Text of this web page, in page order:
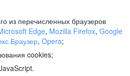
из перечисленных браузеров
Edge, Mozilla Firefox, Google
, Opera;
cookies;